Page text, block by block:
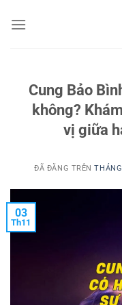
đến
Cung Bảo
không?
vị giữa
ĐÃ ĐĂNG TRÊN
03
Th11